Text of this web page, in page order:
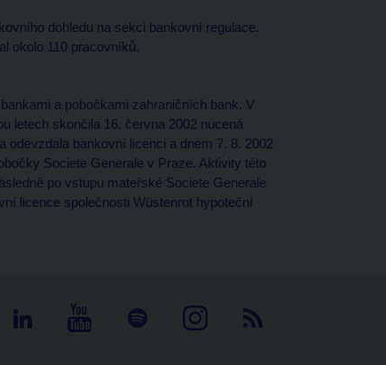
dohledu na sekci bankovní regulace.
okolo 110 pracovníků.
a pobočkami zahraničních bank. V
letech skončila 16. června 2002 nucená
odevzdala bankovní licenci a dnem 7. 8. 2002
Societe Generale v Praze. Aktivity této
po vstupu mateřské Societe Generale
licence společnosti Wüstenrot hypoteční